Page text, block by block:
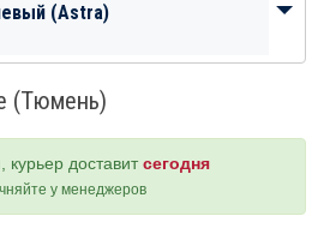
(Astra)
(Тюмень)
, курьер доставитсегодня
у менеджеров